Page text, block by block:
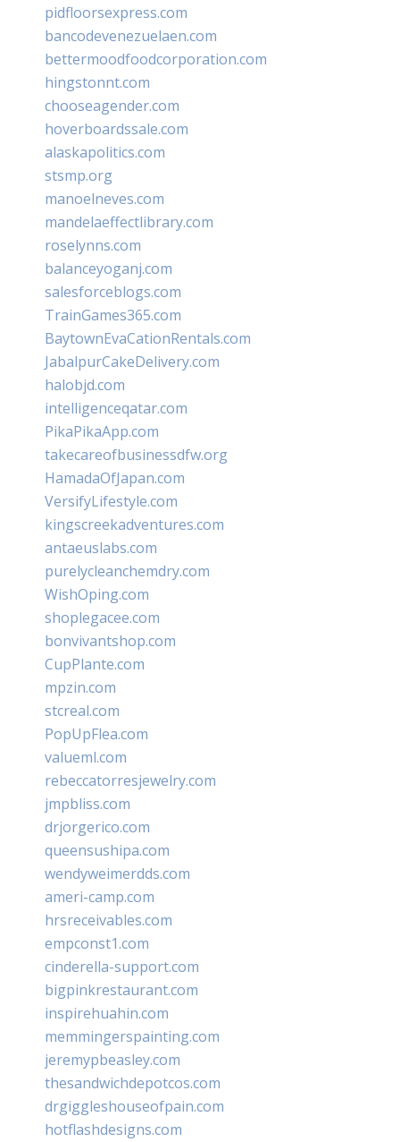
pidfloorsexpress.com
bancodevenezuelaen.com
bettermoodfoodcorporation.com
hingstonnt.com
chooseagender.com
hoverboardssale.com
alaskapolitics.com
stsmp.org
manoelneves.com
mandelaeffectlibrary.com
roselynns.com
balanceyoganj.com
salesforceblogs.com
TrainGames365.com
BaytownEvaCationRentals.com
JabalpurCakeDelivery.com
halobjd.com
intelligenceqatar.com
PikaPikaApp.com
takecareofbusinessdfw.org
HamadaOfJapan.com
VersifyLifestyle.com
kingscreekadventures.com
antaeuslabs.com
purelycleanchemdry.com
WishOping.com
shoplegacee.com
bonvivantshop.com
CupPlante.com
mpzin.com
stcreal.com
PopUpFlea.com
valueml.com
rebeccatorresjewelry.com
jmpbliss.com
drjorgerico.com
queensushipa.com
wendyweimerdds.com
ameri-camp.com
hrsreceivables.com
empconst1.com
cinderella-support.com
bigpinkrestaurant.com
inspirehuahin.com
memmingerspainting.com
jeremypbeasley.com
thesandwichdepotcos.com
drgiggleshouseofpain.com
hotflashdesigns.com